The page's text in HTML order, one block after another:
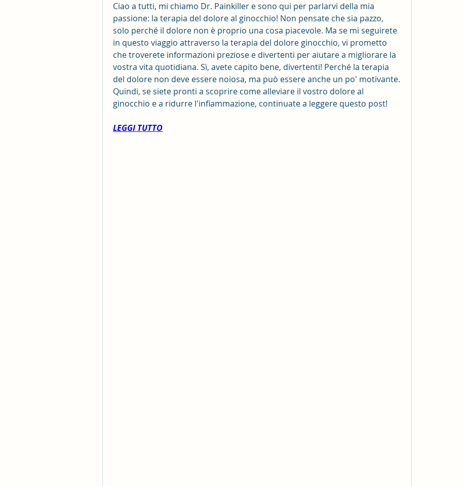
Ciao a tutti, mi chiamo Dr. Painkiller e sono qui per parlarvi della mia
passione: la terapia del dolore al ginocchio! Non pensate che sia pazzo,
solo perché il dolore non è proprio una cosa piacevole. Ma se mi seguirete
in questo viaggio attraverso la terapia del dolore ginocchio, vi prometto
che troverete informazioni preziose e divertenti per aiutare a migliorare la
vostra vita quotidiana. Sì, avete capito bene, divertenti! Perché la terapia
del dolore non deve essere noiosa, ma può essere anche un po' motivante.
Quindi, se siete pronti a scoprire come alleviare il vostro dolore al
ginocchio e a ridurre l'infiammazione, continuate a leggere questo post!
LEGGI TUTTO